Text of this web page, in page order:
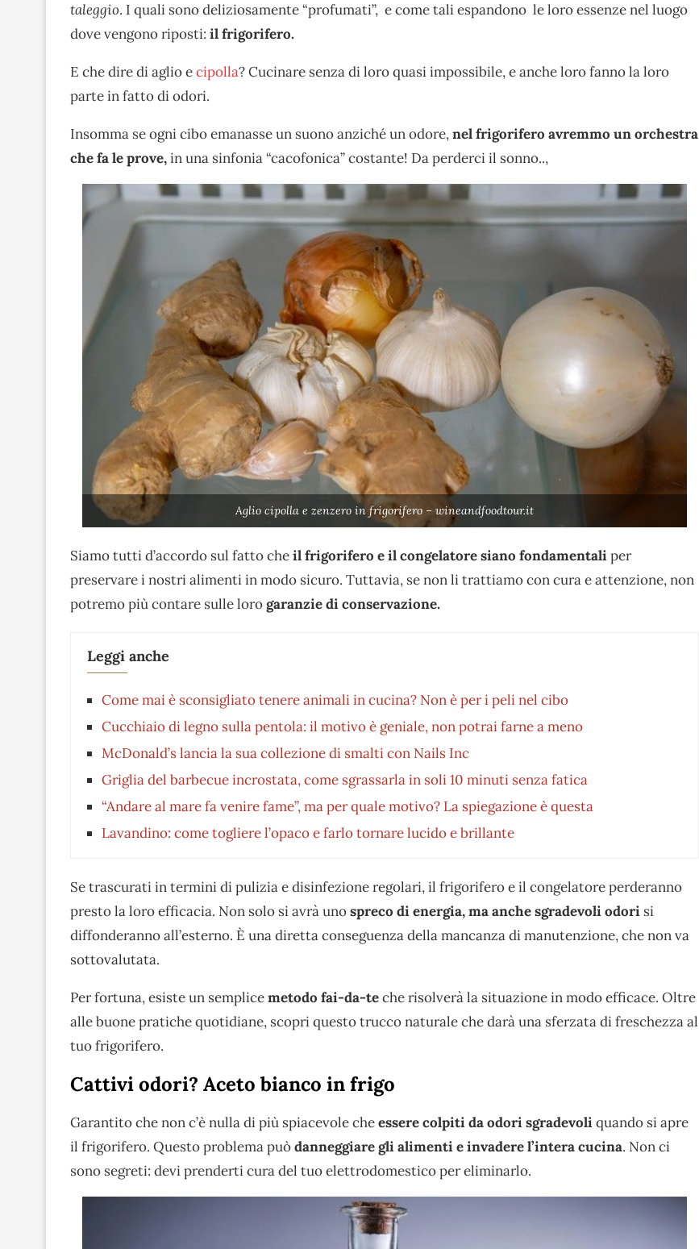
taleggio. I quali sono deliziosamente “profumati”, e come tali espandono le loro essenze nel luogo
dove vengono riposti: il frigorifero.
E che dire di aglio ecipolla? Cucinare senza di loro quasi impossibile, e anche loro fanno la loro
parte in fatto di odori.
Insomma se ogni cibo emanasse un suono anziché un odore,nel frigorifero avremmo un orchestra
che fa le prove,in una sinfonia “cacofonica” costante! Da perderci il sonno..,
Aglio cipolla e zenzero in frigorifero – wineandfoodtour.it
Siamo tutti d’accordo sul fatto cheil frigorifero e il congelatore siano fondamentaliper
preservare i nostri alimenti in modo sicuro. Tuttavia, se non li trattiamo con cura e attenzione, non
potremo più contare sulle lorogaranzie di conservazione.
Leggi anche
Come mai è sconsigliato tenere animali in cucina? Non è per i peli nel cibo
Cucchiaio di legno sulla pentola: il motivo è geniale, non potrai farne a meno
McDonald’s lancia la sua collezione di smalti con Nails Inc
Griglia del barbecue incrostata, come sgrassarla in soli 10 minuti senza fatica
“Andare al mare fa venire fame”, ma per quale motivo? La spiegazione è questa
Lavandino: come togliere l’opaco e farlo tornare lucido e brillante
Se trascurati in termini di pulizia e disinfezione regolari, il frigorifero e il congelatore perderanno
presto la loro efficacia. Non solo si avrà unospreco di energia, ma anche sgradevoli odori si
diffonderanno all’esterno. È una diretta conseguenza della mancanza di manutenzione, che non va
sottovalutata.
Per fortuna, esiste un semplicemetodo fai-da-teche risolverà la situazione in modo efficace. Oltre
alle buone pratiche quotidiane, scopri questo trucco naturale che darà una sferzata di freschezza al
tuo frigorifero.
Cattivi odori? Aceto bianco in frigo
Garantito che non c’è nulla di più spiacevole cheessere colpiti da odori sgradevoliquando si apre
il frigorifero. Questo problema puòdanneggiare gli alimenti e invadere l’intera cucina. Non ci
sono segreti: devi prenderti cura del tuo elettrodomestico per eliminarlo.